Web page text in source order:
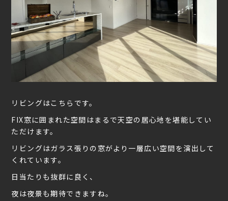
リビングはこちらです。
FIX窓に囲まれた空間はまるで天空の居心地を堪能してい
ただけます。
リビングはガラス張りの窓がより一層広い空間を演出して
くれています。
日当たりも抜群に良く、
夜は夜景も期待できますね。